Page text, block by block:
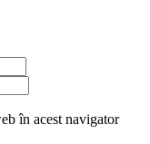
în acest navigator